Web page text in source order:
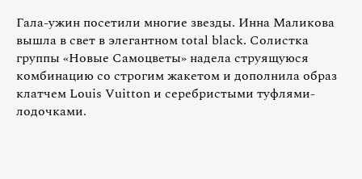
Гала-ужин посетили многие звезды. Инна Маликова
вышла в свет в элегантном total black. Солистка
группы «Новые Самоцветы» надела струящуюся
комбинацию со строгим жакетом и дополнила образ
клатчем Louis Vuitton и серебристыми туфлями-
лодочками.